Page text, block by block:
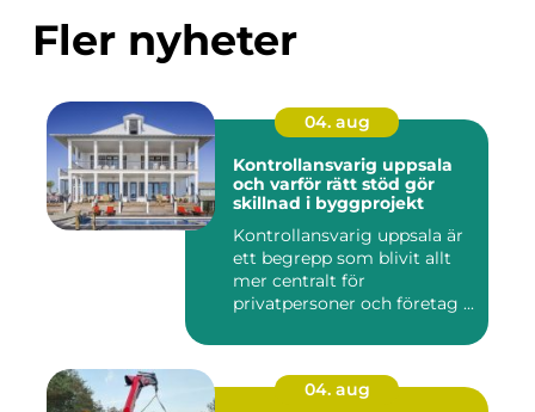
Fler nyheter
04. aug
Kontrollansvarig uppsala
och varför rätt stöd gör
skillnad i byggprojekt
Kontrollansvarig uppsala är
ett begrepp som blivit allt
mer centralt för
privatpersoner och företag ...
04. aug